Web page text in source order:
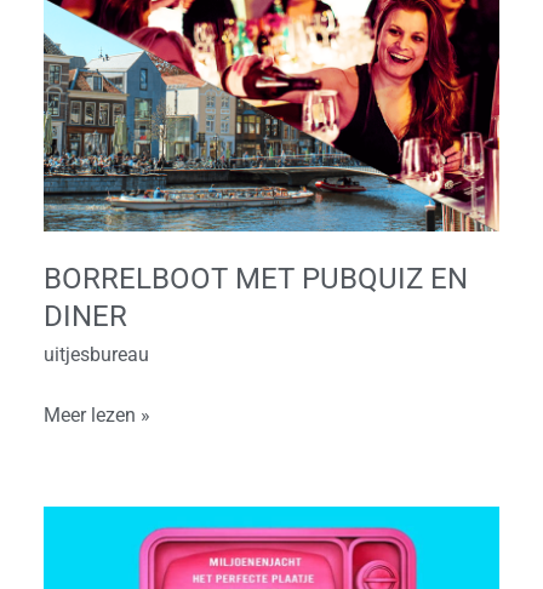
BORRELBOOT MET PUBQUIZ EN
DINER
uitjesbureau
Borrelboot
met
Pubquiz
en
diner
Meer lezen »